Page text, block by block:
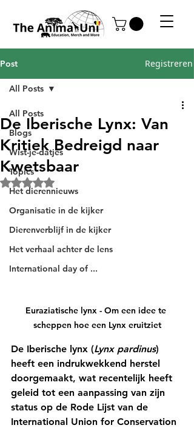
Post Registreren
All Posts
Blogs
Wist-je-datjes
Topics
Het dierennieuws
Organisatie in de kijker
Dierenverblijf in de kijker
Het verhaal achter de lens
International day of ...
All Posts
De Iberische Lynx: Van
Kritiek Bedreigd naar
Kwetsbaar
Beoordeeld met NaN uit 5 sterren.
Euraziatische lynx - Om een idee te
scheppen hoe een Lynx eruitziet
De Iberische lynx (Lynx pardinus)
heeft een indrukwekkend herstel
doorgemaakt, wat recentelijk heeft
geleid tot een aanpassing van zijn
status op de Rode Lijst van de
International Union for Conservation